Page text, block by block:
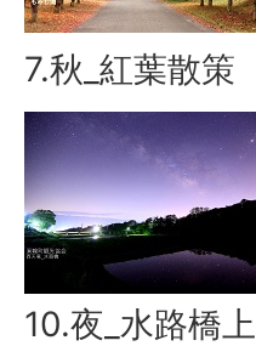
7.秋_紅葉散策
10.夜_水路橋上